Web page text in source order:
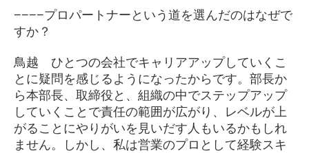
−−−−プロパートナーという道を選んだのはなぜで
すか？
鳥越 ひとつの会社でキャリアアップしていくこ
とに疑問を感じるようになったからです。部長か
ら本部長、取締役と、組織の中でステップアップ
していくことで責任の範囲が広がり、レベルが上
がることにやりがいを見いだす人もいるかもしれ
ません。しかし、私は営業のプロとして経験スキ